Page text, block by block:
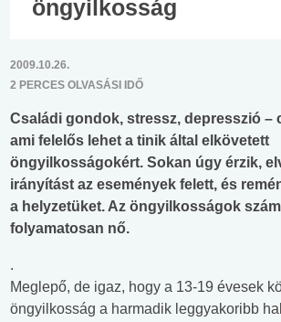
öngyilkosság
2009.10.26.
2 PERCES OLVASÁSI IDŐ
Családi gondok, stressz, depresszió –
ami felelős lehet a tinik által elkövetett
öngyilkosságokért. Sokan úgy érzik,
irányítást az események felett, és
a helyzetüket. Az öngyilkosságok
folyamatosan nő.
.
Meglepő, de igaz, hogy a 13-19 évesek
öngyilkosság a harmadik leggyakoribb